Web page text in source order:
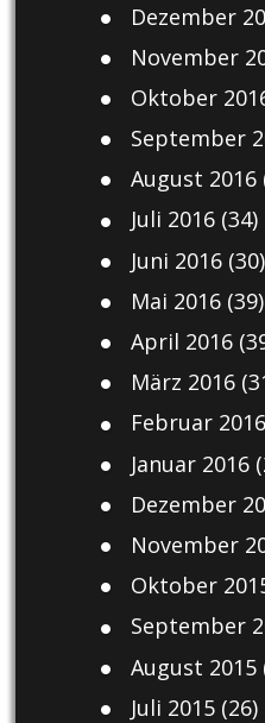
Dezember
November
Oktober
September
August 2016
Juli 2016(34)
Juni 2016(30)
Mai 2016(39)
April 2016
März 2016
Februar 2016
Januar 2016
Dezember
November
Oktober
September
August 2015
Juli 2015(26)